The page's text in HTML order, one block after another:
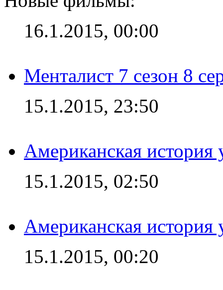
16.1.2015, 00:00
Менталист 7 сезон 8
15.1.2015, 23:50
Американская история
15.1.2015, 02:50
Американская история
15.1.2015, 00:20